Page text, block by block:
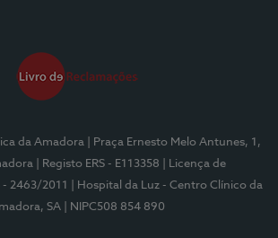
da Amadora
| Praça Ernesto Melo Antunes, 1,
| Registo ERS - E113358
| Licença de
2463/2011
| Hospital da Luz - Centro Clínico da
SA
| NIPC508 854 890